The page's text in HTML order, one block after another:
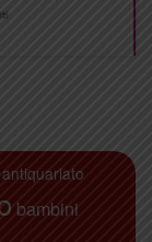
antiquariato
bambini